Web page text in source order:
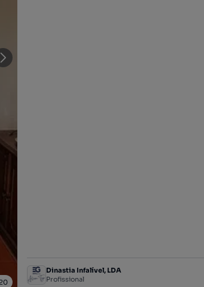
Dinastia Infalível, LDA
Profissional